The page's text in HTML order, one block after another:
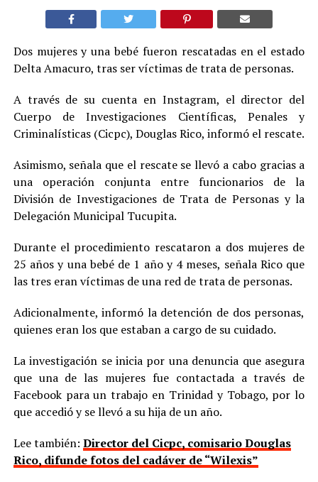
Dos mujeres y una bebé fueron rescatadas en el estado
Delta Amacuro, tras ser víctimas de trata de personas.
A través de su cuenta en Instagram, el director del
Cuerpo de Investigaciones Científicas, Penales y
Criminalísticas (Cicpc), Douglas Rico, informó el rescate.
Asimismo, señala que el rescate se llevó a cabo gracias a
una operación conjunta entre funcionarios de la
División de Investigaciones de Trata de Personas y la
Delegación Municipal Tucupita.
Durante el procedimiento rescataron a dos mujeres de
25 años y una bebé de 1 año y 4 meses, señala Rico que
las tres eran víctimas de una red de trata de personas.
Adicionalmente, informó la detención de dos personas,
quienes eran los que estaban a cargo de su cuidado.
La investigación se inicia por una denuncia que asegura
que una de las mujeres fue contactada a través de
Facebook para un trabajo en Trinidad y Tobago, por lo
que accedió y se llevó a su hija de un año.
Lee también: Director del Cicpc, comisario Douglas
Rico, difunde fotos del cadáver de “Wilexis”